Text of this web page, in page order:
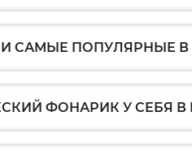
САМЫЕ ПОПУЛЯРНЫЕ В
ФОНАРИК У СЕБЯ В